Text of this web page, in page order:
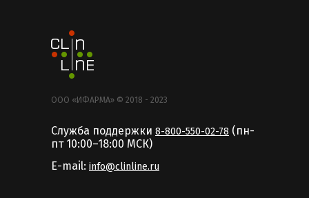
ООО «ИФАРМА» © 2018 - 2023
Служба поддержки 8-800-550-02-78 (пн-
пт 10:00–18:00 MCК)
E-mail: info@clinline.ru